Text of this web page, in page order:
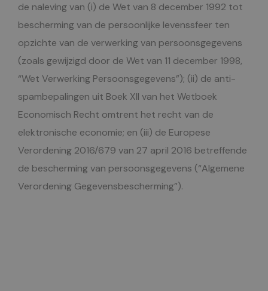
de naleving van (i) de Wet van 8 december 1992 tot
bescherming van de persoonlijke levenssfeer ten
opzichte van de verwerking van persoonsgegevens
(zoals gewijzigd door de Wet van 11 december 1998,
“Wet Verwerking Persoonsgegevens”); (ii) de anti-
spambepalingen uit Boek XII van het Wetboek
Economisch Recht omtrent het recht van de
elektronische economie; en (iii) de Europese
Verordening 2016/679 van 27 april 2016 betreffende
de bescherming van persoonsgegevens (“Algemene
Verordening Gegevensbescherming”).